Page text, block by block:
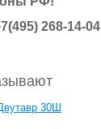
268-14-04
30Ш